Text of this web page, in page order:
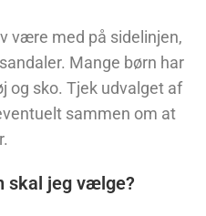
være med på sidelinjen,
Mange børn har
og sko. Tjek udvalget af
sammen om at
skal jeg vælge?